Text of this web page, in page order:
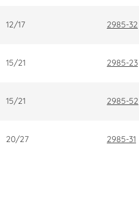
12/17 2985-32
15/21 2985-23
15/21 2985-52
20/27 2985-31